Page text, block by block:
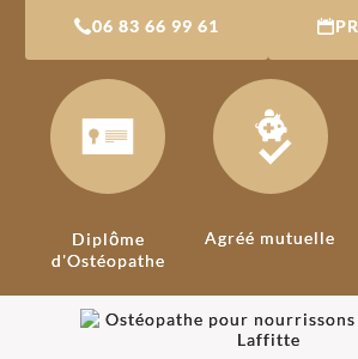
06 83 66 99 61
Diplôme
d'Ostéopathe
Agréé mutuelle